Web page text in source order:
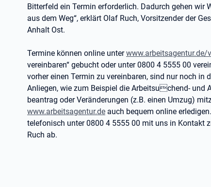
Bitterfeld ein Termin erforderlich. Dadurch gehen wir
aus dem Weg“, erklärt Olaf Ruch, Vorsitzender der
Anhalt Ost.
Termine können online unter
vereinbaren“ gebucht oder unter 0800 4 5555 00
vorher einen Termin zu vereinbaren, sind nur noch in
Anliegen, wie zum Beispiel die Arbeitsuchend- und
beantrag oder Veränderungen (z.B. einen Umzug)
www.arbeitsagentur.de auch bequem online
telefonisch unter 0800 4 5555 00 mit uns in Kontakt
Ruch ab.